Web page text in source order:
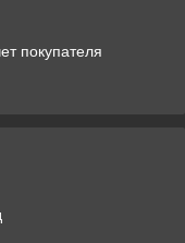
покупателя